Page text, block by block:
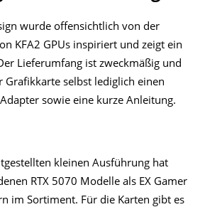
wurde offensichtlich von der
KFA2 GPUs inspiriert und zeigt ein
Lieferumfang ist zweckmäßig und
Grafikkarte selbst lediglich einen
sowie eine kurze Anleitung.
kleinen Ausführung hat
RTX 5070 Modelle als EX Gamer
im Sortiment. Für die Karten gibt es